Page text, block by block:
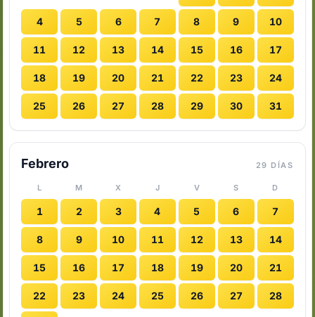
4 5 6 7 8 9 10
11 12 13 14 15 16 17
18 19 20 21 22 23 24
25 26 27 28 29 30 31
Febrero 29 DÍAS
L M X J V S D
1 2 3 4 5 6 7
8 9 10 11 12 13 14
15 16 17 18 19 20 21
22 23 24 25 26 27 28